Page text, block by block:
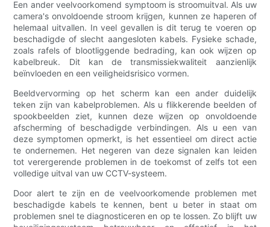
Een ander veelvoorkomend symptoom is stroomuitval. Als uw
camera's onvoldoende stroom krijgen, kunnen ze haperen of
helemaal uitvallen. In veel gevallen is dit terug te voeren op
beschadigde of slecht aangesloten kabels. Fysieke schade,
zoals rafels of blootliggende bedrading, kan ook wijzen op
kabelbreuk. Dit kan de transmissiekwaliteit aanzienlijk
beïnvloeden en een veiligheidsrisico vormen.
Beeldvervorming op het scherm kan een ander duidelijk
teken zijn van kabelproblemen. Als u flikkerende beelden of
spookbeelden ziet, kunnen deze wijzen op onvoldoende
afscherming of beschadigde verbindingen. Als u een van
deze symptomen opmerkt, is het essentieel om direct actie
te ondernemen. Het negeren van deze signalen kan leiden
tot verergerende problemen in de toekomst of zelfs tot een
volledige uitval van uw CCTV-systeem.
Door alert te zijn en de veelvoorkomende problemen met
beschadigde kabels te kennen, bent u beter in staat om
problemen snel te diagnosticeren en op te lossen. Zo blijft uw